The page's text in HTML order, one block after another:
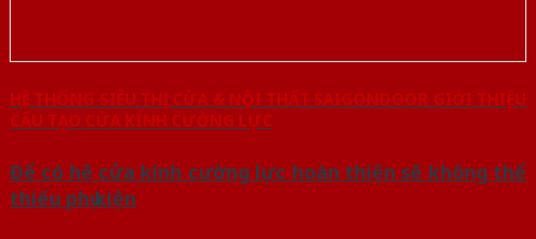
HỆ THỐNG SIÊU THỊ CỬA & NỘI THẤT SAIGONDOOR GIỚI THIỆU
CẤU TẠO CỬA KÍNH CƯỜNG LỰC
Để có hệ cửa kính cường lực hoàn thiện sẽ không thể
thiếu phụ kiện